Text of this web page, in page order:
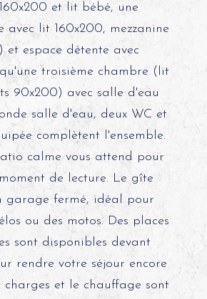
et lit bébé, une
lit 160x200, mezzanine
et espace détente avec
troisième chambre (lit
90x200) avec salle d'eau
salle d'eau, deux WC et
complètent l'ensemble.
calme vous attend pour
de lecture. Le gîte
garage fermé, idéal pour
ou des motos. Des places
sont disponibles devant
rendre votre séjour encore
charges et le chauffage sont